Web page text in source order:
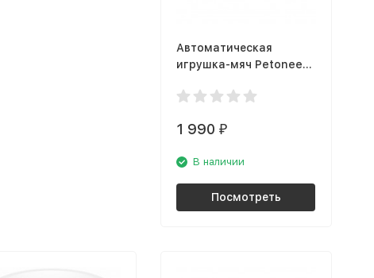
Автоматическая
игрушка-мяч Petoneer
1 990₽
В наличии
Посмотреть